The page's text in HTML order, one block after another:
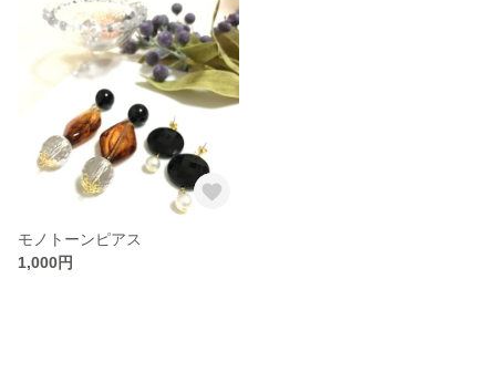
モノトーンピアス
1,000円